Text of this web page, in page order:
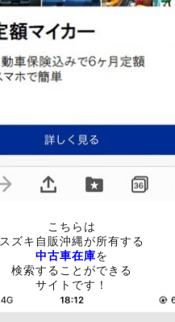
こちらは
スズキ自販沖縄が所有する
中古車在庫を
検索することができる
サイトです！